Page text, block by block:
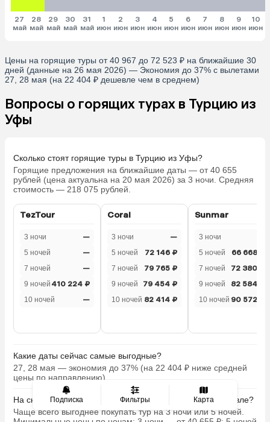
Подписка Фильтры Карта
27
май
28
май
29
май
30
май
31
май
1
июн
2
июн
3
июн
4
июн
5
июн
6
июн
7
июн
8
июн
9
июн
10
июн
Цены на горящие туры от 40 967 до 72 523 ₽ на ближайшие 30
дней (данные на 26 мая 2026) — Экономия до 37% с вылетами
27, 28 мая (на 22 404 ₽ дешевле чем в среднем)
Вопросы о горящих турах в Турцию из
Уфы
Сколько стоят горящие туры в Турцию из Уфы?
Горящие предложения на ближайшие даты — от 40 655
рублей (цена актуальна на 20 мая 2026) за 3 ночи. Средняя
стоимость — 218 075 рублей.
TezTour
3 ночи
—
5 ночей
—
7 ночей
—
9 ночей 410 224 ₽
10 ночей
—
Coral
3 ночи
—
5 ночей
72 146 ₽
7 ночей
79 765 ₽
9 ночей
79 454 ₽
10 ночей 82 414 ₽
Sunmar
3 ночи
5 ночей
66 668 ₽
7 ночей
72 380 ₽
9 ночей
82 584 ₽
10 ночей 90 572 ₽
Какие даты сейчас самые выгодные?
27, 28 мая — экономия до 37% (на 22 404 ₽ ниже средней
цены по направлению).
На сколько ночей горящие туры в Турцию обычно дешевле?
Чаще всего выгоднее покупать тур на 3 ночи или 5 ночей.